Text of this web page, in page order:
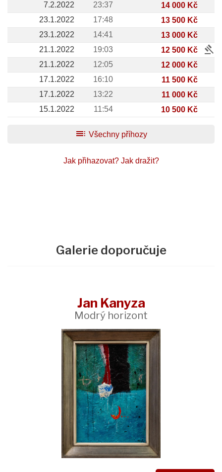
7.2.2022
23:37
14 000 Kč
23.1.2022
17:48
13 500 Kč
23.1.2022
14:41
13 000 Kč
21.1.2022
19:03 12 500 Kč gavel
21.1.2022 12:05
12 000 Kč
17.1.2022
16:10
11 500 Kč
17.1.2022
13:22
11 000 Kč
15.1.2022
11:54 10 500 Kč
toc Všechny příhozy
Jak přihazovat? Jak dražit?
Galerie doporučuje
Jan Kanyza
Modrý horizont